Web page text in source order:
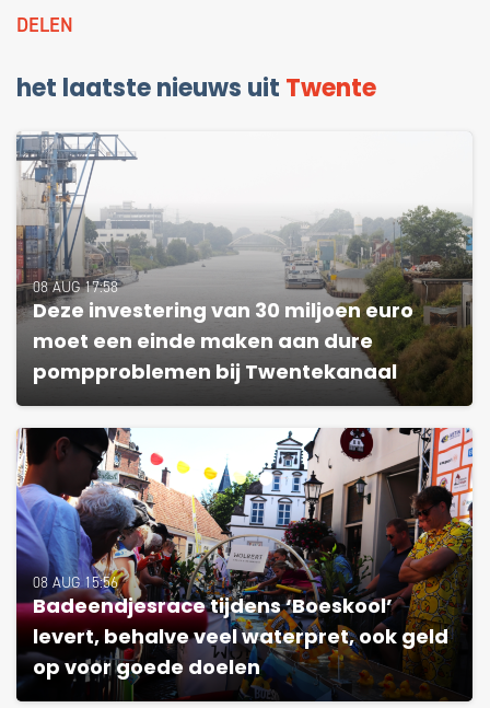
DELEN
het laatste nieuws uit Twente
08 AUG 17:58
Deze investering van 30 miljoen euro
moet een einde maken aan dure
pompproblemen bij Twentekanaal
08 AUG 15:56
Badeendjesrace tijdens ‘Boeskool’
levert, behalve veel waterpret, ook geld
op voor goede doelen